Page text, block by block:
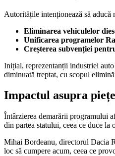
Autoritățile intenționează să
Eliminarea vehiculelor
Unificarea programelor
Creșterea subvenției
Inițial, reprezentanții industriei
diminuată treptat, cu scopul
Impactul asupra
Întârzierea demarării programului
din partea statului, ceea ce duce
Mihai Bordeanu, directorul Dacia
loc să cumpere acum, ceea ce